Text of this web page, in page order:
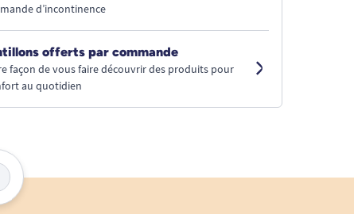
d’incontinence
offerts par commande
façon de vous faire découvrir des produits pour
au quotidien